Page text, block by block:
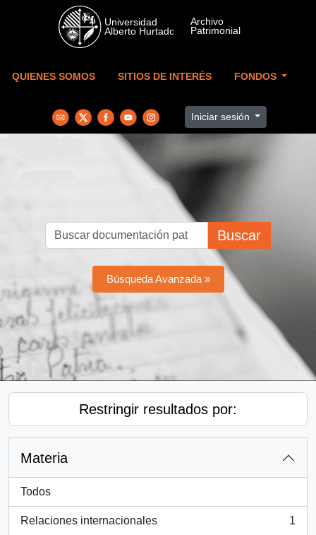
Skip to main content
QUIENES SOMOS SITIOS DE INTERÉS FONDOS
Iniciar sesión
Buscar
Búsqueda Avanzada »
Restringir resultados por:
Materia
Todos
Relaciones internacionales
, 1 resultados
1